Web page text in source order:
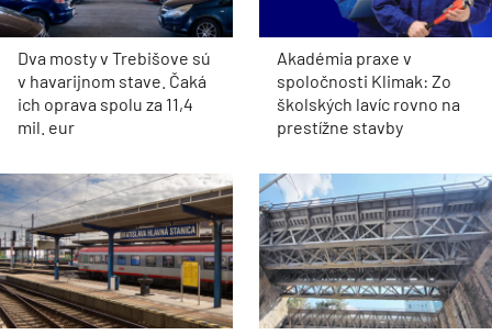
Dva mosty v Trebišove sú
v havarijnom stave. Čaká
ich oprava spolu za 11,4
mil. eur
Akadémia praxe v
spoločnosti Klimak: Zo
školských lavíc rovno na
prestížne stavby